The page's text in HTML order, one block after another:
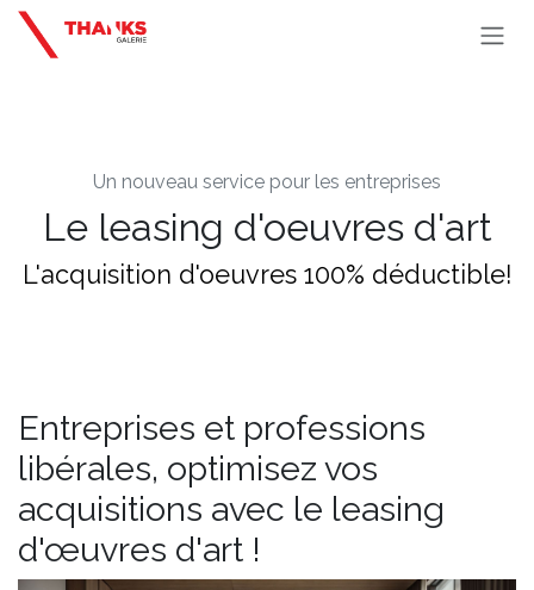
Se rendre au contenu
Un nouveau service pour les entreprises
Le leasing d'oeuvres d'art
L'acquisition d'oeuvres 100% déductible!
Entreprises et professions
libérales, optimisez vos
acquisitions avec le leasing
d'œuvres d'art !